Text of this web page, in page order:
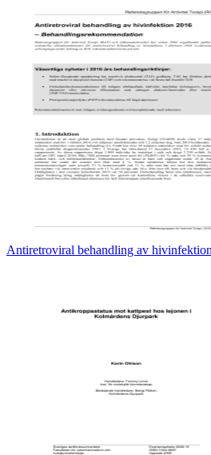
Antiretroviral behandling av